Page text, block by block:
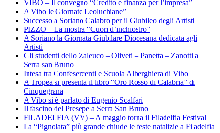
VIBO – Il convegno “Credito e finanza per l’impresa”
A Vibo le Giornate Leoluchiane”
Successo a Soriano Calabro per il Giubileo degli Artisti
PIZZO – La mostra “Cuori d’inchiostro”
A Soriano la Giornata Giubilare Diocesana dedicata agli
Artisti
Gli studenti dello Zaleuco – Oliveti – Panetta – Zanotti a
Serra san Bruno
Intesa tra Confesercenti e Scuola Alberghiera di Vibo
A Tropea si presenta il libro “Oro Rosso di Calabria” di
Cinquegrana
A Vibo si è parlato di Eugenio Scalfari
Il fascino del Presepe a Serra San Bruno
FILADELFIA (VV) – A maggio torna il Filadelfia Festival
La “Pignolata” più grande chiude le feste natalizie a Filadelfia